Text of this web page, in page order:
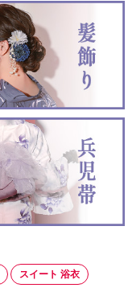
スイート 浴衣